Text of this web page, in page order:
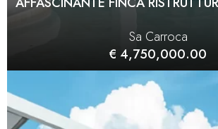
Sa Carroca
€ 4,750,000.00